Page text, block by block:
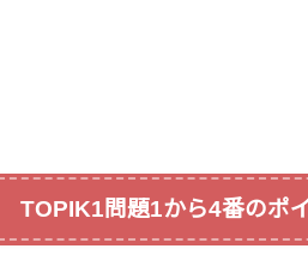
TOPIK1問題1から4番のポ